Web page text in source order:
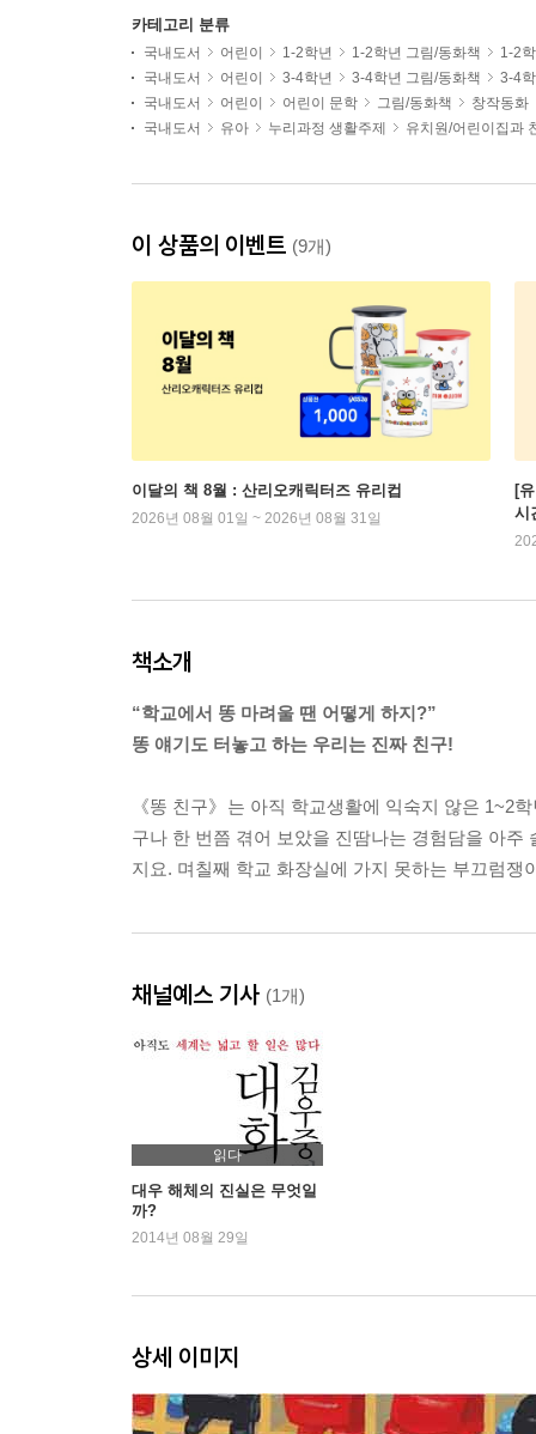
카테고리 분류
국내도서 어린이 1-2학년 1-2학년 그림/동화책
1-2
국내도서
어린이 3-4학년 3-4학년 그림/동화책
3-4
국내도서
어린이 어린이 문학 그림/동화책
창작동화
국내도서
유아 누리과정 생활주제 유치원/어린이집과
이 상품의 이벤트 (9개)
이달의 책 8월 : 산리오캐릭터즈 유리컵
2026년 08월 01일 ~ 2026년 08월 31일
[
시
책소개
“학교에서 똥 마려울 땐 어떻게 하지?”
똥 얘기도 터놓고 하는 우리는 진짜 친구!
《똥 친구》는 아직 학교생활에 익숙지 않은 1~2
구나 한 번쯤 겪어 보았을 진땀나는 경험담을 아
지요. 며칠째 학교 화장실에 가지 못하는 부끄럼
채널예스 기사 (1개)
읽다
대우 해체의 진실은 무엇일
까?
2014년 08월 29일
상세 이미지